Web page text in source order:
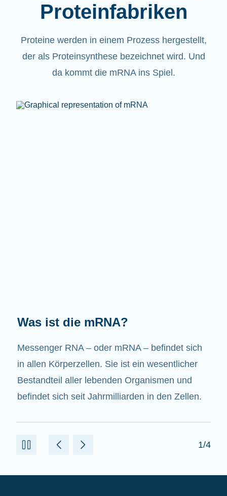
Proteinfabriken
Proteine werden in einem Prozess hergestellt,
der als Proteinsynthese bezeichnet wird. Und
da kommt die mRNA ins Spiel.
Welche Aufgaben hat die mRNA?
Wie der Name schon sagt, ist die mRNA ein
Bote. Sie interagiert mit anderen Komponenten
in den Zellen, die zur Bildung von Proteinen
beitragen.
2/4